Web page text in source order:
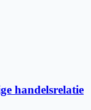
handelsrelatie